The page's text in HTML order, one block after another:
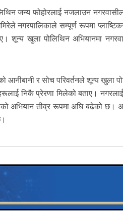
जन्य फोहोरलाई नजलाउन
नगरपालिकाले सम्पूर्ण रूपमा
शून्य खुला पोलिथिन अभियानमा
आनीबानी र सोच परिवर्तनले शून्य खुला
निकै प्रेरणा मिलेको बताए।
अभियान तीव्र रूपमा अघि बढेको